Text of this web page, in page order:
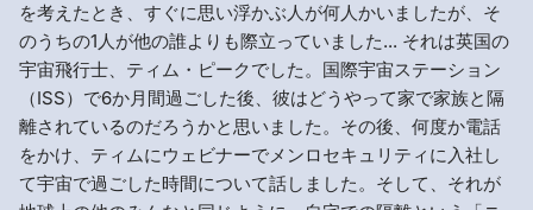
を考えたとき、すぐに思い浮かぶ人が何人かいましたが、そ
のうちの1人が他の誰よりも際立っていました... それは英国の
宇宙飛行士、ティム・ピークでした。国際宇宙ステーション
（ISS）で6か月間過ごした後、彼はどうやって家で家族と隔
離されているのだろうかと思いました。その後、何度か電話
をかけ、ティムにウェビナーでメンロセキュリティに入社し
て宇宙で過ごした時間について話しました。そして、それが